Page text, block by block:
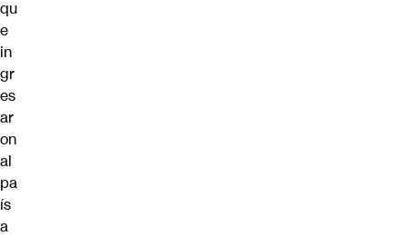
qu
e
in
gr
es
ar
on
al
pa
ís
a